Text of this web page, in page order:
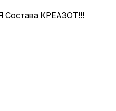
Состава КРЕАЗОТ!!!